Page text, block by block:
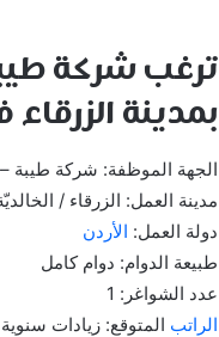
بمدينة الزرقاء في
الجهة الموظفة: شركة طيبة – Teeba
مدينة العمل: الزرقاء /
دولة العمل: الأردن
طبيعة الدوام: دوام كامل
عدد الشواغر: 1
الراتب المتوقع: زيادات